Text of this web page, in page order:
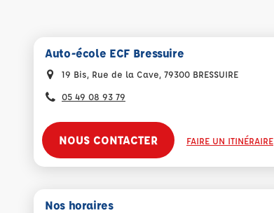
Auto-école ECF Bressuire
19 Bis, Rue de la Cave, 79300 BRESSUIRE
05 49 08 93 79
NOUS CONTACTER FAIRE UN ITINÉRAIRE
Nos horaires